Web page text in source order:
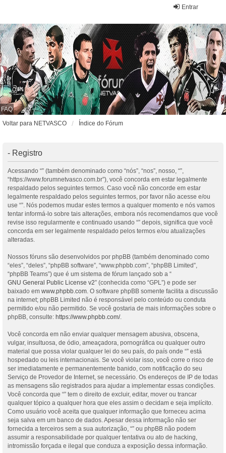
Entrar
FAQ
Voltar para NETVASCO
Índice do Fórum
- Registro
Acessando “” (também denominado como “nós”, “nos”, nosso, “”,
“https://www.forumnetvasco.com.br”), você concorda em estar legalmente
respaldado pelos seguintes termos. Caso você não concorde em estar
legalmente respaldado pelos seguintes termos, por favor não acesse e/ou
use “”. Nós podemos mudar estes termos a qualquer momento e nós vamos
tentar informá-lo sobre tais alterações, embora nós recomendamos que você
revise isso regularmente e continuado usando “” depois, significa que você
concorda em ser legalmente respaldado pelos termos e/ou atualizações
alteradas.
Nossos fóruns são desenvolvidos por phpBB (também denominado como
“eles”, “deles”, “phpBB software”, “www.phpbb.com”, “phpBB Limited”,
“phpBB Teams”) que é um sistema de fórum lançado sob a “
GNU General Public License v2” (conhecida como “GPL”) e pode ser
baixado em www.phpbb.com. O software phpBB somente facilita a discussão
na internet; phpBB Limited não é responsável pelo conteúdo ou conduta
permitido e/ou não permitido. Se você gostaria de mais informações sobre o
phpBB, consulte: https://www.phpbb.com/.
Você concorda em não enviar qualquer mensagem abusiva, obscena,
vulgar, insultuosa, de ódio, ameaçadora, pornográfica ou qualquer outro
material que possa violar qualquer lei do seu país, do país onde “” está
hospedado ou leis internacionais. Se você violar isso, você corre o risco de
ser imediatamente e permanentemente banido, com notificação do seu
Serviço de Provedor de Internet, se necessário. Os endereços de IP de todas
as mensagens são registrados para ajudar a implementar essas condições.
Você concorda que “” tem o direito de excluir, editar, mover ou trancar
qualquer tópico a qualquer hora que eles assim o decidam e seja implícito.
Como usuário você aceita que qualquer informação que forneceu acima
seja salva em um banco de dados. Apesar dessa informação não ser
fornecida a terceiros sem a sua autorização, “” ou phpBB não podem
assumir a responsabilidade por qualquer tentativa ou ato de hacking,
intromissão forçada e ilegal que conduza a exposição dessa informação.